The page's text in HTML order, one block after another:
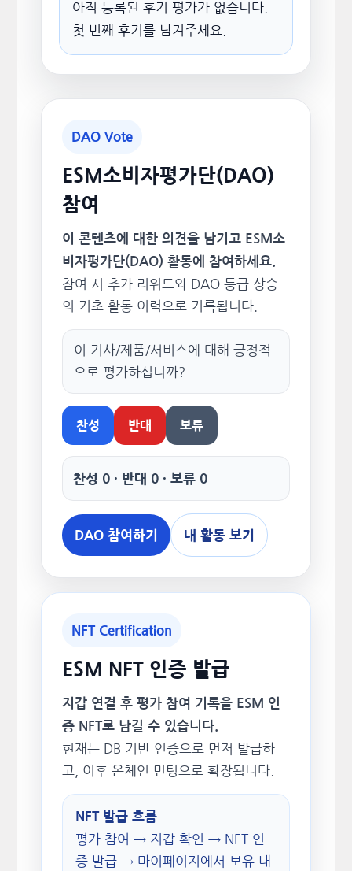
아직 등록된 후기 평가가 없습니다.
첫 번째 후기를 남겨주세요.
DAO Vote
ESM소비자평가단(DAO)
참여
이 콘텐츠에 대한 의견을 남기고 ESM소
비자평가단(DAO) 활동에 참여하세요.
참여 시 추가 리워드와 DAO 등급 상승
의 기초 활동 이력으로 기록됩니다.
이 기사/제품/서비스에 대해 긍정적
으로 평가하십니까?
찬성 반대 보류
찬성 0 · 반대 0 · 보류 0
DAO 참여하기 내 활동 보기
NFT Certification
ESM NFT 인증 발급
지갑 연결 후 평가 참여 기록을 ESM 인
증 NFT로 남길 수 있습니다.
현재는 DB 기반 인증으로 먼저 발급하
고, 이후 온체인 민팅으로 확장됩니다.
NFT 발급 흐름
평가 참여 → 지갑 확인 → NFT 인
증 발급 → 마이페이지에서 보유 내